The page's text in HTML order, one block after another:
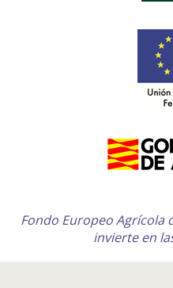
Fondo Europeo Agrícola
invierte en